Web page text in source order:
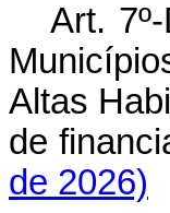
Art.
Altas
de
de 2026)